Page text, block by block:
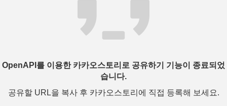
OpenAPI를 이용한 카카오스토리로 공유하기 기능이 종료되었
습니다.
공유할 URL을 복사 후 카카오스토리에 직접 등록해 보세요.